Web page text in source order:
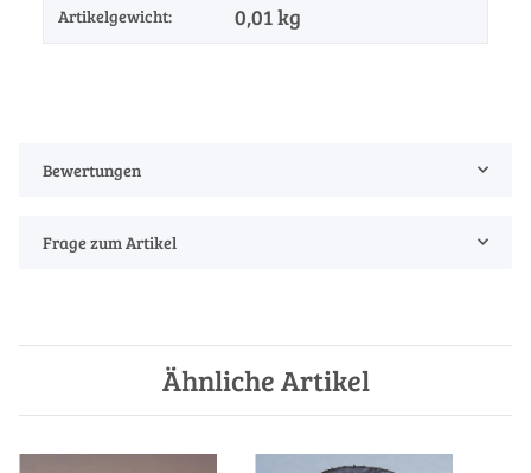
Artikelgewicht: 0,01kg
Bewertungen
Frage zum Artikel
Ähnliche Artikel